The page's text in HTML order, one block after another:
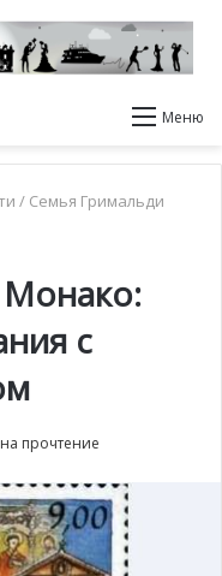
Меню
/ Семья Гримальди
с
прочтение